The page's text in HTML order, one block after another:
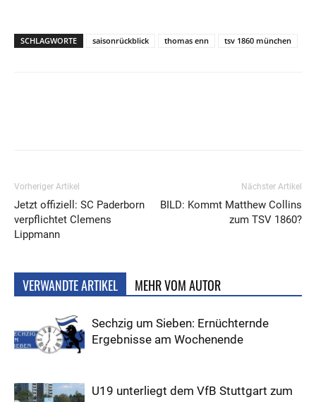
SCHLAGWORTE saisonrückblick thomas enn tsv 1860 münchen
Vorheriger Artikel
Jetzt offiziell: SC Paderborn
verpflichtet Clemens
Lippmann
Nächster Artikel
BILD: Kommt Matthew Collins
zum TSV 1860?
VERWANDTE ARTIKEL MEHR VOM AUTOR
Sechzig um Sieben: Ernüchternde
Ergebnisse am Wochenende
U19 unterliegt dem VfB Stuttgart zum